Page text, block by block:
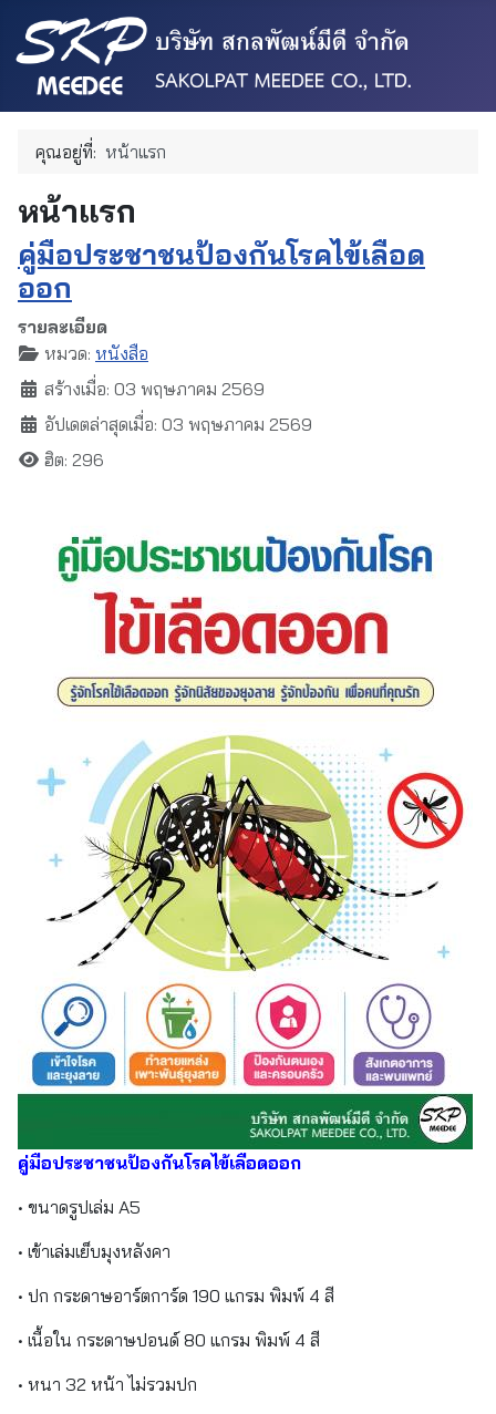
คุณอยู่ที่: หน้าแรก
หน้าแรก
คู่มือประชาชนป้องกันโรคไข้เลือด
ออก
รายละเอียด
หมวด: หนังสือ
สร้างเมื่อ: 03 พฤษภาคม 2569
อัปเดตล่าสุดเมื่อ: 03 พฤษภาคม 2569
ฮิต: 296
คู่มือประชาชนป้องกันโรคไข้เลือดออก
• ขนาดรูปเล่ม A5
• เข้าเล่มเย็บมุงหลังคา
• ปก กระดาษอาร์ตการ์ด 190 แกรม พิมพ์ 4 สี
• เนื้อใน กระดาษปอนด์ 80 แกรม พิมพ์ 4 สี
• หนา 32 หน้า ไม่รวมปก